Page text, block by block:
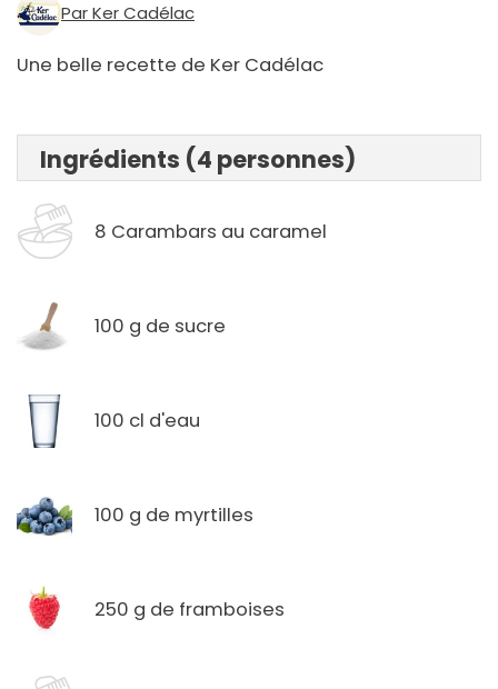
Par Ker Cadélac
Une belle recette de Ker Cadélac
Ingrédients (4 personnes)
8 Carambars au caramel
100 g de sucre
100 cl d'eau
100 g de myrtilles
250 g de framboises